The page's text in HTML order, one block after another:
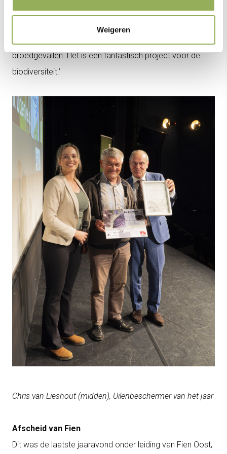
Weigeren
broedgevallen. Het is een fantastisch project voor de
biodiversiteit.’
Chris van Lieshout (midden), Uilenbeschermer van het jaar
Afscheid van Fien
Dit was de laatste jaaravond onder leiding van Fien Oost,